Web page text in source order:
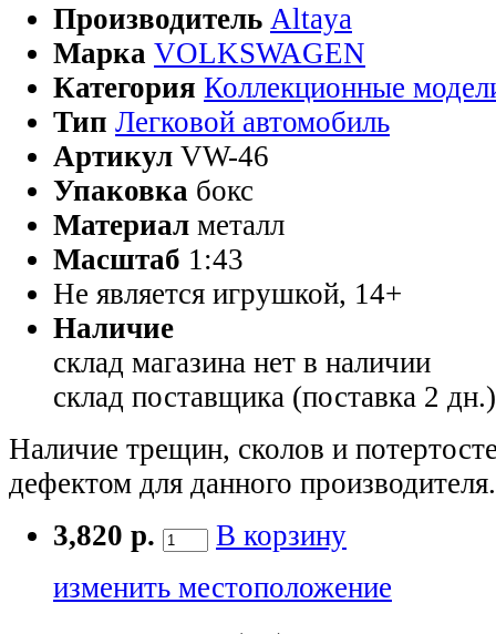
Производитель Altaya
Марка VOLKSWAGEN
Категория Коллекционные
Тип Легковой автомобиль
Артикул VW-46
Упаковка бокс
Материал металл
Масштаб 1:43
Не является игрушкой, 14+
Наличие
склад магазина нет в наличии
склад поставщика (поставка 2
Наличие трещин, сколов и
дефектом для данного производителя.
3,820 р.
В корзину
изменить местоположение